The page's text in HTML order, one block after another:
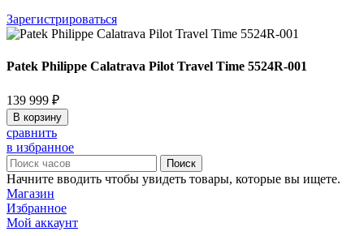
Зарегистрироваться
Patek Philippe Calatrava Pilot Travel Time 5524R-001
139 999 ₽
В корзину
сравнить
в избранное
Поиск
Начните вводить чтобы увидеть товары, которые вы ищете.
Магазин
Избранное
Мой аккаунт